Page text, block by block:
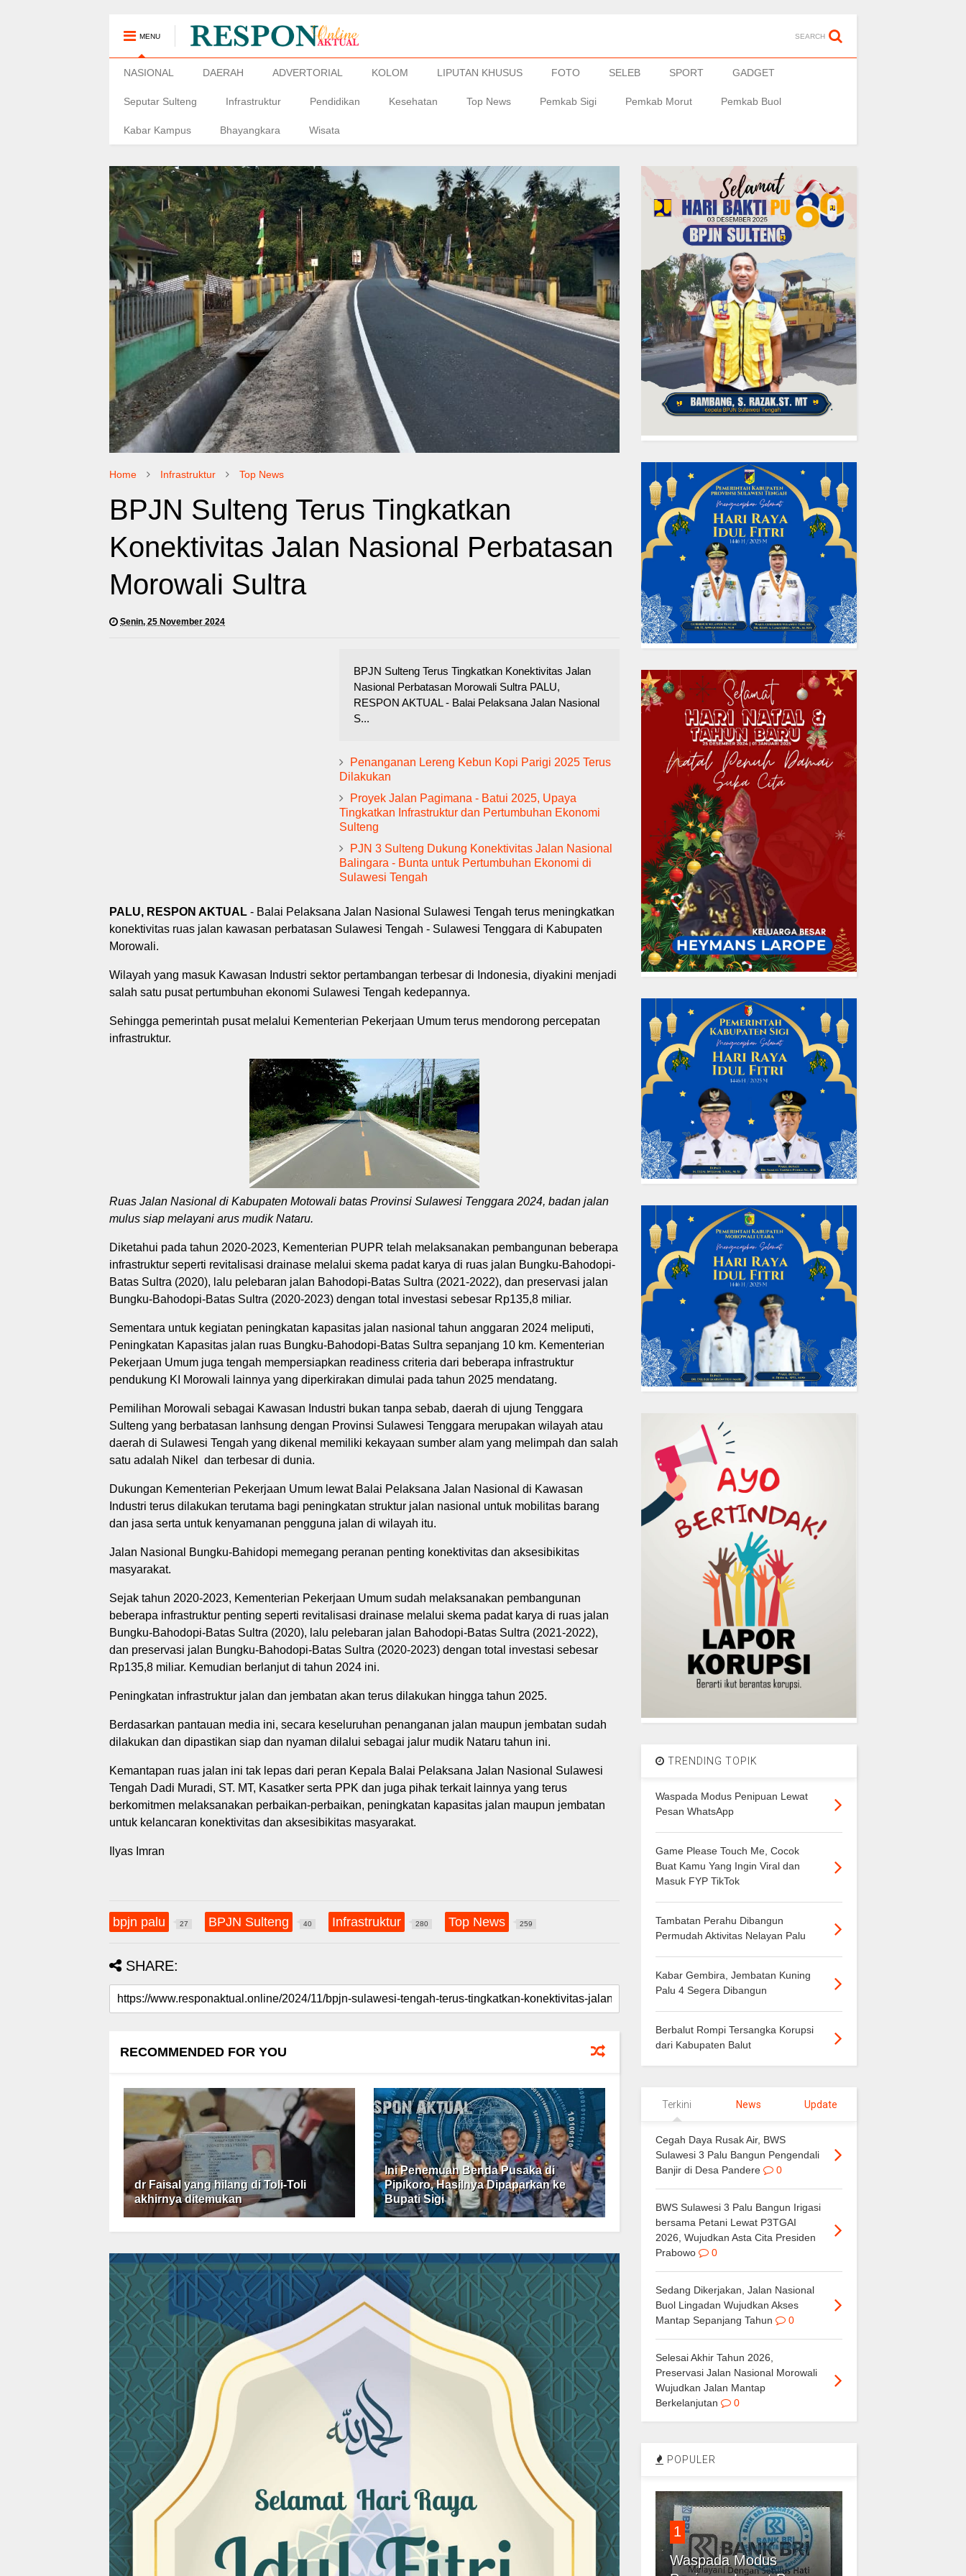
MENU SEARCH
NASIONAL DAERAH ADVERTORIAL KOLOM LIPUTAN KHUSUS FOTO SELEB SPORT GADGET
Seputar Sulteng Infrastruktur Pendidikan Kesehatan Top News Pemkab Sigi Pemkab Morut Pemkab Buol
Kabar Kampus Bhayangkara Wisata
Home Infrastruktur Top News
BPJN Sulteng Terus Tingkatkan
Konektivitas Jalan Nasional Perbatasan
Morowali Sultra
Senin, 25 November 2024
BPJN Sulteng Terus Tingkatkan Konektivitas Jalan
Nasional Perbatasan Morowali Sultra PALU,
RESPON AKTUAL - Balai Pelaksana Jalan Nasional
S...
Penanganan Lereng Kebun Kopi Parigi 2025 Terus
Dilakukan
Proyek Jalan Pagimana - Batui 2025, Upaya
Tingkatkan Infrastruktur dan Pertumbuhan Ekonomi
Sulteng
PJN 3 Sulteng Dukung Konektivitas Jalan Nasional
Balingara - Bunta untuk Pertumbuhan Ekonomi di
Sulawesi Tengah
PALU, RESPON AKTUAL - Balai Pelaksana Jalan Nasional Sulawesi Tengah terus meningkatkan
konektivitas ruas jalan kawasan perbatasan Sulawesi Tengah - Sulawesi Tenggara di Kabupaten
Morowali.
Wilayah yang masuk Kawasan Industri sektor pertambangan terbesar di Indonesia, diyakini menjadi
salah satu pusat pertumbuhan ekonomi Sulawesi Tengah kedepannya.
Sehingga pemerintah pusat melalui Kementerian Pekerjaan Umum terus mendorong percepatan
infrastruktur.
Ruas Jalan Nasional di Kabupaten Motowali batas Provinsi Sulawesi Tenggara 2024, badan jalan
mulus siap melayani arus mudik Nataru.
Diketahui pada tahun 2020-2023, Kementerian PUPR telah melaksanakan pembangunan beberapa
infrastruktur seperti revitalisasi drainase melalui skema padat karya di ruas jalan Bungku-Bahodopi-
Batas Sultra (2020), lalu pelebaran jalan Bahodopi-Batas Sultra (2021-2022), dan preservasi jalan
Bungku-Bahodopi-Batas Sultra (2020-2023) dengan total investasi sebesar Rp135,8 miliar.
Sementara untuk kegiatan peningkatan kapasitas jalan nasional tahun anggaran 2024 meliputi,
Peningkatan Kapasitas jalan ruas Bungku-Bahodopi-Batas Sultra sepanjang 10 km. Kementerian
Pekerjaan Umum juga tengah mempersiapkan readiness criteria dari beberapa infrastruktur
pendukung KI Morowali lainnya yang diperkirakan dimulai pada tahun 2025 mendatang.
Pemilihan Morowali sebagai Kawasan Industri bukan tanpa sebab, daerah di ujung Tenggara
Sulteng yang berbatasan lanhsung dengan Provinsi Sulawesi Tenggara merupakan wilayah atau
daerah di Sulawesi Tengah yang dikenal memiliki kekayaan sumber alam yang melimpah dan salah
satu adalah Nikel dan terbesar di dunia.
Dukungan Kementerian Pekerjaan Umum lewat Balai Pelaksana Jalan Nasional di Kawasan
Industri terus dilakukan terutama bagi peningkatan struktur jalan nasional untuk mobilitas barang
dan jasa serta untuk kenyamanan pengguna jalan di wilayah itu.
Jalan Nasional Bungku-Bahidopi memegang peranan penting konektivitas dan aksesibikitas
masyarakat.
Sejak tahun 2020-2023, Kementerian Pekerjaan Umum sudah melaksanakan pembangunan
beberapa infrastruktur penting seperti revitalisasi drainase melalui skema padat karya di ruas jalan
Bungku-Bahodopi-Batas Sultra (2020), lalu pelebaran jalan Bahodopi-Batas Sultra (2021-2022),
dan preservasi jalan Bungku-Bahodopi-Batas Sultra (2020-2023) dengan total investasi sebesar
Rp135,8 miliar. Kemudian berlanjut di tahun 2024 ini.
Peningkatan infrastruktur jalan dan jembatan akan terus dilakukan hingga tahun 2025.
Berdasarkan pantauan media ini, secara keseluruhan penanganan jalan maupun jembatan sudah
dilakukan dan dipastikan siap dan nyaman dilalui sebagai jalur mudik Nataru tahun ini.
Kemantapan ruas jalan ini tak lepas dari peran Kepala Balai Pelaksana Jalan Nasional Sulawesi
Tengah Dadi Muradi, ST. MT, Kasatker serta PPK dan juga pihak terkait lainnya yang terus
berkomitmen melaksanakan perbaikan-perbaikan, peningkatan kapasitas jalan maupun jembatan
untuk kelancaran konektivitas dan aksesibikitas masyarakat.
Ilyas Imran
bpjn palu 27 BPJN Sulteng 40 Infrastruktur 280 Top News 259
SHARE:
RECOMMENDED FOR YOU
dr Faisal yang hilang di Toli-Toli
akhirnya ditemukan
Ini Penemuan Benda Pusaka di
Pipikoro, Hasilnya Dipaparkan ke
Bupati Sigi
TRENDING TOPIK
Waspada Modus Penipuan Lewat
Pesan WhatsApp
Game Please Touch Me, Cocok
Buat Kamu Yang Ingin Viral dan
Masuk FYP TikTok
Tambatan Perahu Dibangun
Permudah Aktivitas Nelayan Palu
Kabar Gembira, Jembatan Kuning
Palu 4 Segera Dibangun
Berbalut Rompi Tersangka Korupsi
dari Kabupaten Balut
Terkini News Update
Cegah Daya Rusak Air, BWS
Sulawesi 3 Palu Bangun Pengendali
Banjir di Desa Pandere
0
BWS Sulawesi 3 Palu Bangun Irigasi
bersama Petani Lewat P3TGAI
2026, Wujudkan Asta Cita Presiden
Prabowo
0
Sedang Dikerjakan, Jalan Nasional
Buol Lingadan Wujudkan Akses
Mantap Sepanjang Tahun
0
Selesai Akhir Tahun 2026,
Preservasi Jalan Nasional Morowali
Wujudkan Jalan Mantap
Berkelanjutan
0
POPULER
1
Waspada Modus